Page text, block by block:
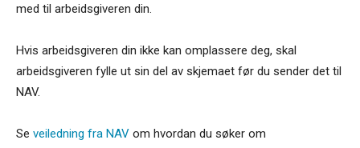
med til arbeidsgiveren din.
Hvis arbeidsgiveren din ikke kan omplassere deg, skal
arbeidsgiveren fylle ut sin del av skjemaet før du sender det til
NAV.
Se veiledning fra NAV om hvordan du søker om